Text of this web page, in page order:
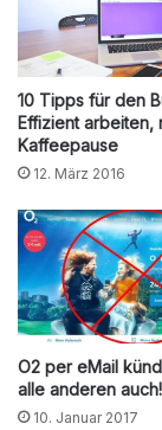
10 Tipps für den
Effizient arbeiten,
Kaffeepause
12. März 2016
O2 per eMail
alle anderen auch!
10. Januar 2017